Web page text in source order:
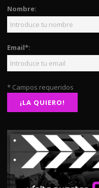
Nombre:
Email*:
* Campos requeridos